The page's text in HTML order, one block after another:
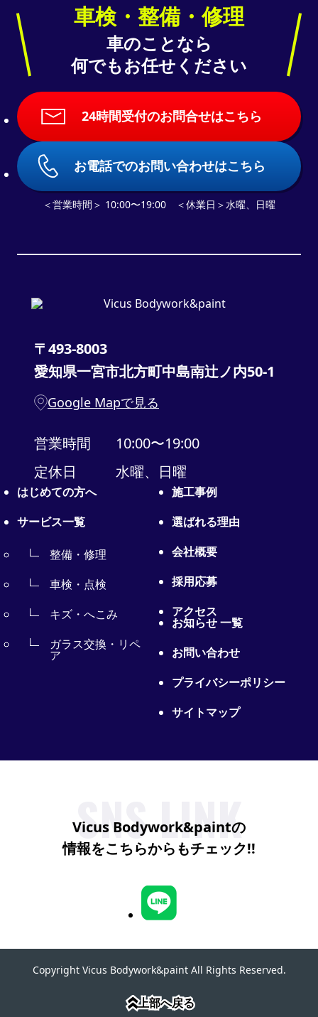
車検・整備・修理
車のことなら
何でもお任せください
24時間受付のお問合せはこちら
お電話でのお問い合わせはこちら
＜営業時間＞ 10:00〜19:00 ＜休業日＞水曜、日曜
〒493-8003
愛知県一宮市北方町中島南辻ノ内50-1
Google Mapで見る
営業時間
10:00〜19:00
定休日
水曜、日曜
はじめての方へ
サービス一覧
整備・修理
車検・点検
キズ・へこみ
ガラス交換・リペ
ア
施工事例
選ばれる理由
会社概要
採用応募
アクセス
お知らせ 一覧
お問い合わせ
プライバシーポリシー
サイトマップ
SNS LINK
Vicus Bodywork&paintの
情報をこちらからもチェック!!
Copyright Vicus Bodywork&paint All Rights Reserved.
»上部へ戻る
»上部へ戻る